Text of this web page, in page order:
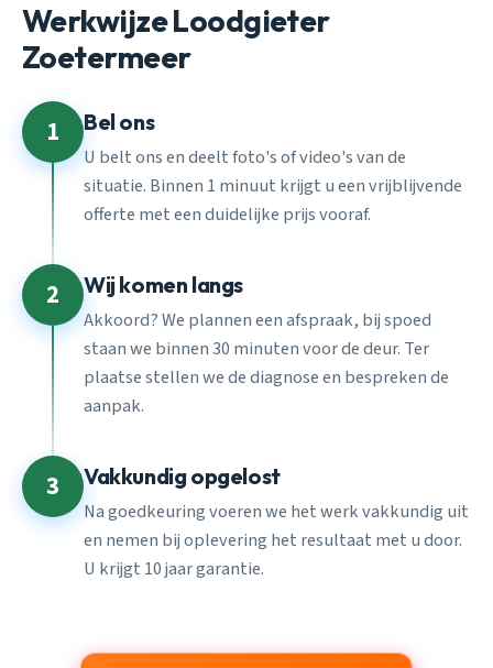
Werkwijze Loodgieter
Zoetermeer
1 Bel ons
U belt ons en deelt foto's of video's van de
situatie. Binnen 1 minuut krijgt u een vrijblijvende
offerte met een duidelijke prijs vooraf.
2 Wij komen langs
Akkoord? We plannen een afspraak, bij spoed
staan we binnen 30 minuten voor de deur. Ter
plaatse stellen we de diagnose en bespreken de
aanpak.
3 Vakkundig opgelost
Na goedkeuring voeren we het werk vakkundig uit
en nemen bij oplevering het resultaat met u door.
U krijgt 10 jaar garantie.